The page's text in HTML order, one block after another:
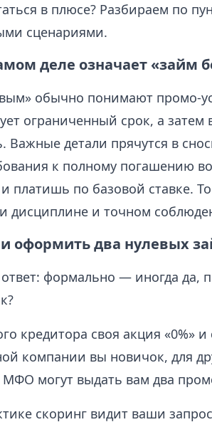
в плюсе? Разбираем по
сценариями.
деле означает «займ
обычно понимают промо-
ограниченный срок, а затем
Важные детали прячутся в
к полному погашению
и платишь по базовой ставке.
дисциплине и точном
оформить два нулевых
формально — иногда да,
кредитора своя акция «0%»
компании вы новичок, для
могут выдать вам два
скоринг видит ваши